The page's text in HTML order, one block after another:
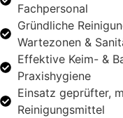
Fachpersonal
Gründliche
Wartezonen &
Effektive Keim- &
Praxishygiene
Einsatz geprüfter,
Reinigungsmittel